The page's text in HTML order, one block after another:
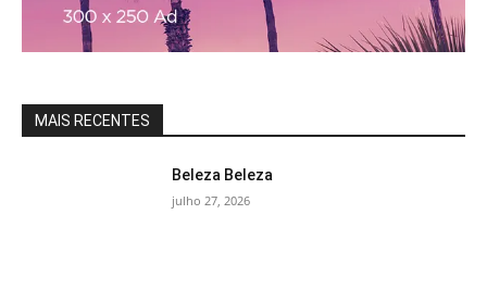
MAIS RECENTES
Beleza Beleza
julho 27, 2026